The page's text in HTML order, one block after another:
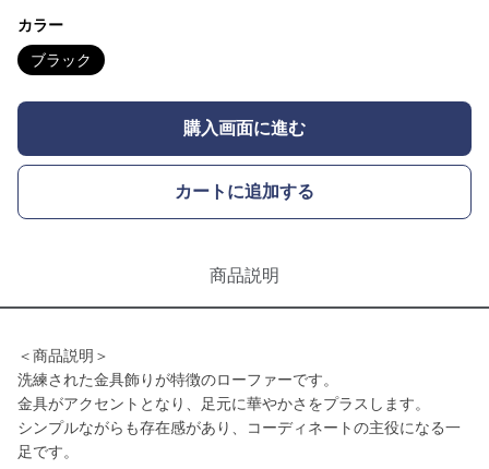
カラー
ブラック
購入画面に進む
カートに追加する
商品説明
＜商品説明＞
洗練された金具飾りが特徴のローファーです。
金具がアクセントとなり、足元に華やかさをプラスします。
シンプルながらも存在感があり、コーディネートの主役になる一
足です。